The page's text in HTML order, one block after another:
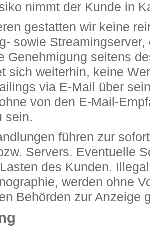
nimmt der Kunde in
gestatten wir keine
sowie
Genehmigung seitens
sich weiterhin, keine
via E-Mail über
von den E-Mail-
sein.
führen zur
Servers. Eventuelle
des Kunden.
werden ohne
Behörden zur Anzeige